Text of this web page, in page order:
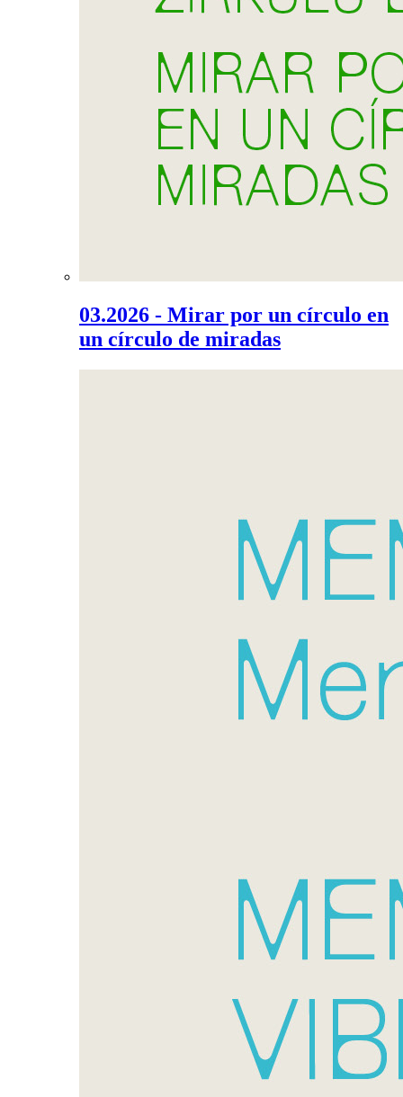
03.2026 - Mirar por un círculo en
un círculo de miradas